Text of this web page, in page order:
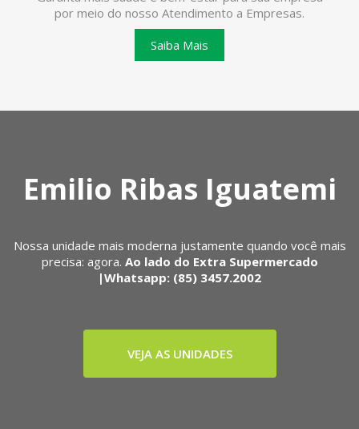
por meio do nosso Atendimento a Empresas.
Saiba Mais
Emilio Ribas Iguatemi
Nossa unidade mais moderna justamente quando você mais
precisa: agora. Ao lado do Extra Supermercado
|Whatsapp: (85) 3457.2002
VEJA AS UNIDADES